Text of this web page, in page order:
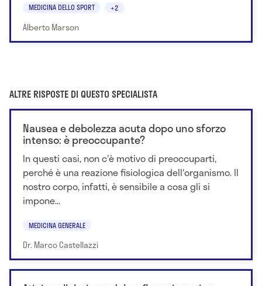
MEDICINA DELLO SPORT +2
Alberto Marson
ALTRE RISPOSTE DI QUESTO SPECIALISTA
Nausea e debolezza acuta dopo uno sforzo
intenso: è preoccupante?
In questi casi, non c'è motivo di preoccuparti,
perché è una reazione fisiologica dell'organismo. Il
nostro corpo, infatti, è sensibile a cosa gli si
impone...
MEDICINA GENERALE
Dr. Marco Castellazzi